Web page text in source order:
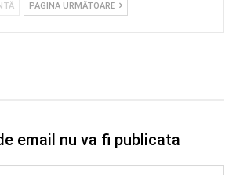
PAGINA URMĂTOARE
email nu va fi publicata